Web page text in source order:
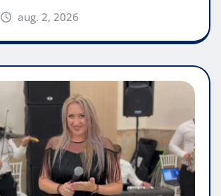
aug. 2, 2026